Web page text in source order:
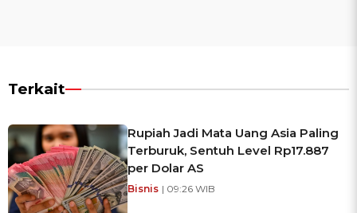
Terkait
Rupiah Jadi Mata Uang Asia Paling
Terburuk, Sentuh Level Rp17.887
per Dolar AS
Bisnis | 09:26 WIB